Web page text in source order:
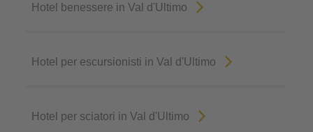
Hotel benessere in Val d'Ultimo
Hotel per escursionisti in Val d'Ultimo
Hotel per sciatori in Val d'Ultimo